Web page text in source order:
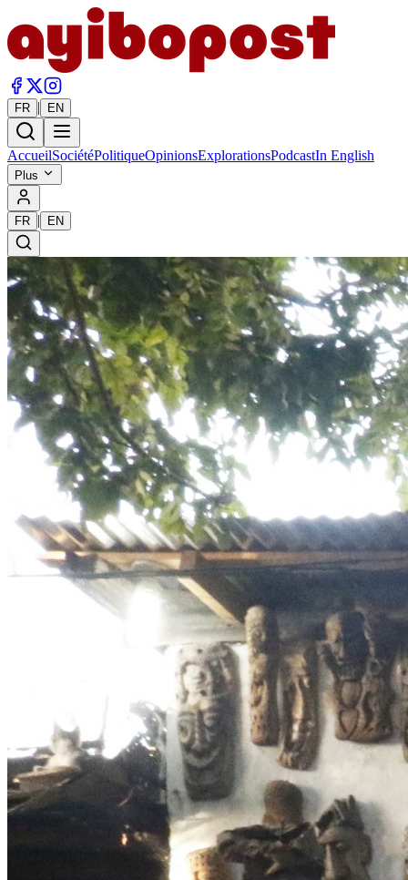
FR | EN
AccueilSociétéPolitiqueOpinionsExplorationsPodcastIn English
Plus
FR | EN